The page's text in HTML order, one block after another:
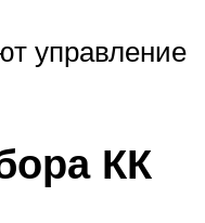
управление
КК